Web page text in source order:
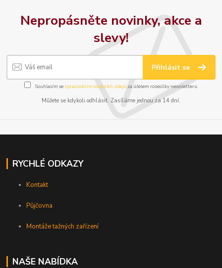
Nepropásněte novinky, akce a
slevy!
Přihlásit se
Souhlasím se zpracováním osobních údajůza účelem rozesílky newsletteru.
Můžete se kdykoli odhlásit. Zasíláme jednou za 14 dní.
RYCHLÉ ODKAZY
Kontakt
Půjčovna
Montáže tažných zařízení
NAŠE NABÍDKA